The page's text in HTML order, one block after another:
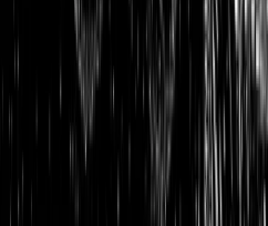
Aktienanalysen